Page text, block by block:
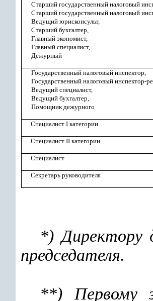
Старший государственный налоговый
Старший государственный налоговый
Ведущий юрисконсульт,
Старший бухгалтер,
Главный экономист,
Главный специалист,
Дежурный
Государственный налоговый инспектор,
Государственный налоговый инспектор-
Ведущий специалист,
Ведущий бухгалтер,
Помощник дежурного
Специалист I категории
Специалист II категории
Специалист
Секретарь руководителя
*) Директору
председателя.
**) Первому